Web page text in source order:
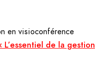
en visioconférence
L’essentiel de la gestion